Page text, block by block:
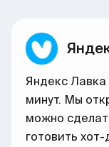
Яндекс Лавка
минут. Мы
можно
готовить